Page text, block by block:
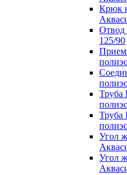
Крюк
Отвод
125/90
Труба
Труба
Угол
Угол